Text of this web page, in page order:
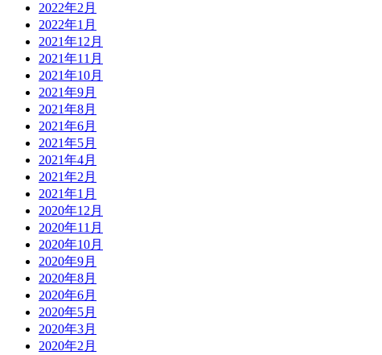
2022年2月
2022年1月
2021年12月
2021年11月
2021年10月
2021年9月
2021年8月
2021年6月
2021年5月
2021年4月
2021年2月
2021年1月
2020年12月
2020年11月
2020年10月
2020年9月
2020年8月
2020年6月
2020年5月
2020年3月
2020年2月